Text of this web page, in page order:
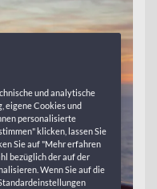
und analytische
eigene Cookies und
personalisierte
klicken, lassen Sie
Sie auf "Mehr erfahren
bezüglich der auf der
Wenn Sie auf die